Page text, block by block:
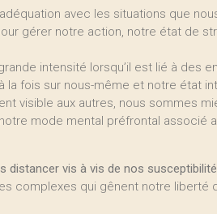
avec les situations que
gérer notre action, notre état de
intensité lorsqu’il est lié à des
la fois sur nous-même et notre état
visible aux autres, nous sommes
mode mental préfrontal associé
distancer vis à vis de nos
complexes qui gênent notre